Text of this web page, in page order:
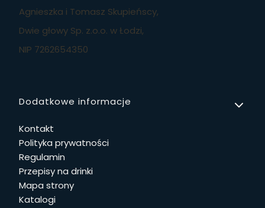
Agnieszka i Tomasz Skupieńscy,
Dwie głowy Sp. z.o.o. w Łodzi,
NIP 7262654350
Linki w stopce
Dodatkowe informacje
Kontakt
Polityka prywatności
Regulamin
Przepisy na drinki
Mapa strony
Katalogi